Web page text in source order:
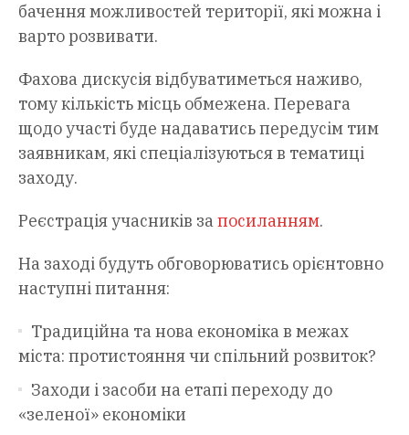
бачення можливостей території, які можна і
варто розвивати.
Фахова дискусія відбуватиметься наживо,
тому кількість місць обмежена. Перевага
щодо участі буде надаватись передусім тим
заявникам, які спеціалізуються в тематиці
заходу.
Реєстрація учасників запосиланням.
На заході будуть обговорюватись орієнтовно
наступні питання:
Традиційна та нова економіка в межах
міста: протистояння чи спільний розвиток?
Заходи і засоби на етапі переходу до
«зеленої» економіки